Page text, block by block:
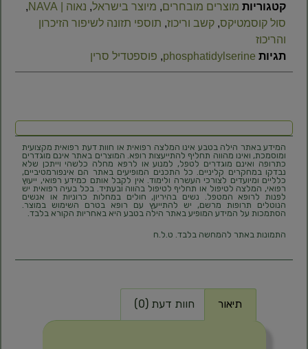
קטגוריות מוצרים מובחרים, מיוצר בישראל, נאוה | NAVA
,
סול קוסמטיקס, קשב וריכוז, תוספי תזונה לשיפור הזיכרון
והריכוז
תגיות phosphatidylserine
, פוספטדיל סרין
המידע באתר הילה בטבע אינו המלצה רפואית או חוות דעת רפואית מקצועית
ומוסמכת, ואינו מהווה תחליף להתייעצות רופא. המוצרים באתר אינם מוגדרים
כתרופה ואינם מוגדרים לטפל, למנוע או לרפא מחלה כלשהי וייתכן שלא
נבדקו במחקרים קליניים. כל התכנים המופיעים באתר הם אינפורמטיביים,
כלליים ומיועדים לצורכי העשרה ולימוד. אין לקבל אותם כמידע רפואי, ייעוץ
רפואי, המלצה לטיפול או תחליף לטיפול בהווה ובעתיד. בכל בעיה רפואית יש
לפנות לרופא המטפל. נשים בהיריון, חולים במחלות כרוניות או אנשים
הנוטלים תרופות מרשם, יש להתייעץ עם רופא בטרם השימוש במוצר.
הסתמכות על המידע המופיע באתר הילה בטבע היא באחריות הקורא בלבד.
התמונות באתר להמחשה בלבד. ט.ל.ח
תיאור חוות דעת (0)